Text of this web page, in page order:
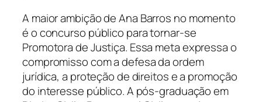
A maior ambição de Ana Barros no momento
é o concurso público para tornar-se
Promotora de Justiça. Essa meta expressa o
compromisso com a defesa da ordem
jurídica, a proteção de direitos e a promoção
do interesse público. A pós-graduação em